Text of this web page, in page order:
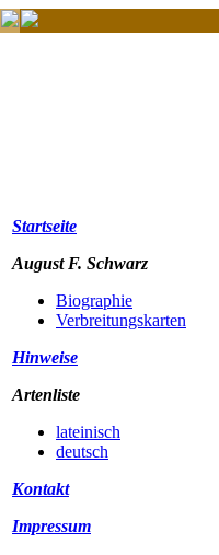
Startseite
August F. Schwarz
Biographie
Verbreitungskarten
Hinweise
Artenliste
lateinisch
deutsch
Kontakt
Impressum